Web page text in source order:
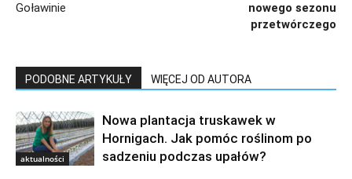
Goławinie
nowego sezonu
przetwórczego
PODOBNE ARTYKUŁY WIĘCEJ OD AUTORA
aktualności
Nowa plantacja truskawek w
Hornigach. Jak pomóc roślinom po
sadzeniu podczas upałów?